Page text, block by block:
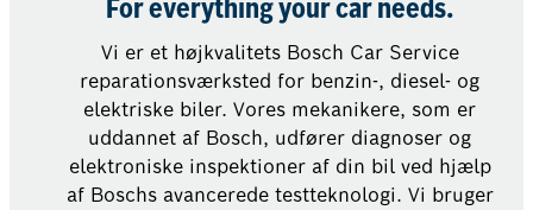
For everything your car needs.
Vi er et højkvalitets Bosch Car Service
reparationsværksted for benzin-, diesel- og
elektriske biler. Vores mekanikere, som er
uddannet af Bosch, udfører diagnoser og
elektroniske inspektioner af din bil ved hjælp
af Boschs avancerede testteknologi. Vi bruger